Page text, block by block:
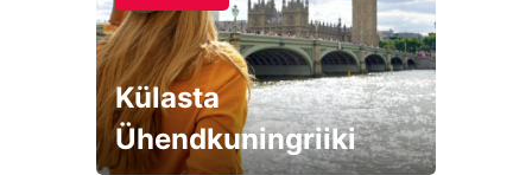
Külasta
Ühendkuningriiki